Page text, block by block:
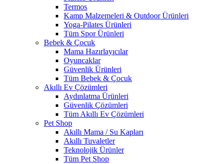
Termos
Kamp Malzemeleri & Outdoor Ürünleri
Yoga-Pilates Ürünleri
Tüm Spor Ürünleri
Bebek & Çocuk
Mama Hazırlayıcılar
Oyuncaklar
Güvenlik Ürünleri
Tüm Bebek & Çocuk
Akıllı Ev Çözümleri
Aydınlatma Ürünleri
Güvenlik Çözümleri
Tüm Akıllı Ev Çözümleri
Pet Shop
Akıllı Mama / Su Kapları
Akıllı Tuvaletler
Teknolojik Ürünler
Tüm Pet Shop